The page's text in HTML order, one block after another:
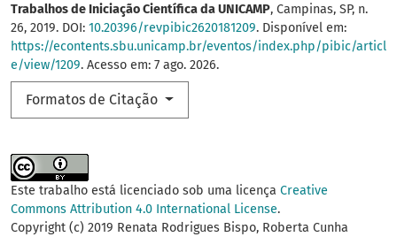
Trabalhos de Iniciação Científica da UNICAMP, Campinas, SP, n.
26, 2019. DOI: 10.20396/revpibic2620181209. Disponível em:
https://econtents.sbu.unicamp.br/eventos/index.php/pibic/articl
e/view/1209. Acesso em: 7 ago. 2026.
Formatos de Citação
Este trabalho está licenciado sob uma licença Creative
Commons Attribution 4.0 International License.
Copyright (c) 2019 Renata Rodrigues Bispo, Roberta Cunha